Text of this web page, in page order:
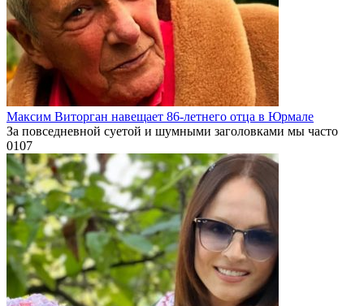
Максим Виторган навещает 86-летнего отца в Юрмале
За повседневной суетой и шумными заголовками мы часто
0107